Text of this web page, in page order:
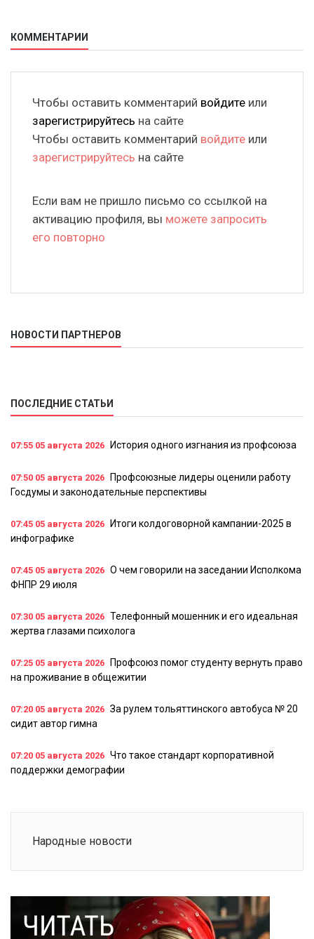
КОММЕНТАРИИ
Чтобы оставить комментарий войдите или
зарегистрируйтесь на сайте
Чтобы оставить комментарий войдите или
зарегистрируйтесь на сайте
Если вам не пришло письмо со ссылкой на
активацию профиля, вы можете запросить
его повторно
НОВОСТИ ПАРТНЕРОВ
ПОСЛЕДНИЕ СТАТЬИ
07:55 05 августа 2026 История одного изгнания из профсоюза
07:50 05 августа 2026
Профсоюзные лидеры оценили работу
Госдумы и законодательные перспективы
07:45 05 августа 2026
Итоги колдоговорной кампании-2025 в
инфографике
07:45 05 августа 2026 О чем говорили на заседании Исполкома
ФНПР 29 июля
07:30 05 августа 2026 Телефонный мошенник и его идеальная
жертва глазами психолога
07:25 05 августа 2026
Профсоюз помог студенту вернуть право
на проживание в общежитии
07:20 05 августа 2026 За рулем тольяттинского автобуса № 20
сидит автор гимна
07:20 05 августа 2026 Что такое стандарт корпоративной
поддержки демографии
Народные новости